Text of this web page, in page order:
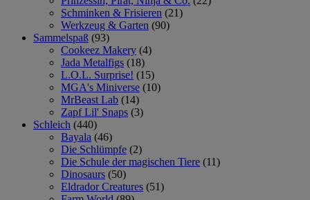
Schminken & Frisieren (21)
Werkzeug & Garten (90)
Sammelspaß (93)
Cookeez Makery (4)
Jada Metalfigs (18)
L.O.L. Surprise! (15)
MGA's Miniverse (10)
MrBeast Lab (14)
Zapf Lil' Snaps (3)
Schleich (440)
Bayala (46)
Die Schlümpfe (2)
Die Schule der magischen Tiere (11)
Dinosaurs (50)
Eldrador Creatures (51)